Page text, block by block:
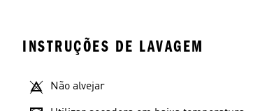
INSTRUÇÕES DE LAVAGEM
Não alvejar